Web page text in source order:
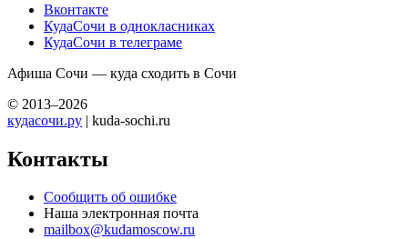
Вконтакте
КудаСочи в однокласниках
КудаСочи в телеграме
Афиша Сочи — куда сходить в Сочи
© 2013–2026
кудасочи.ру | kuda-sochi.ru
Контакты
Сообщить об ошибке
Наша электронная почта
mailbox@kudamoscow.ru